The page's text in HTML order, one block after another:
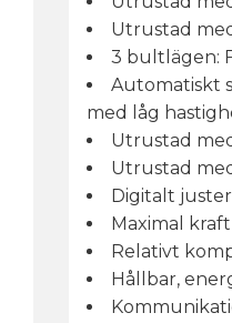
Utrustad
3 bultlägen:
Automatiskt
med låg
Utrustad
Utrustad
Digitalt
Maximal kraft
Relativt
Hållbar,